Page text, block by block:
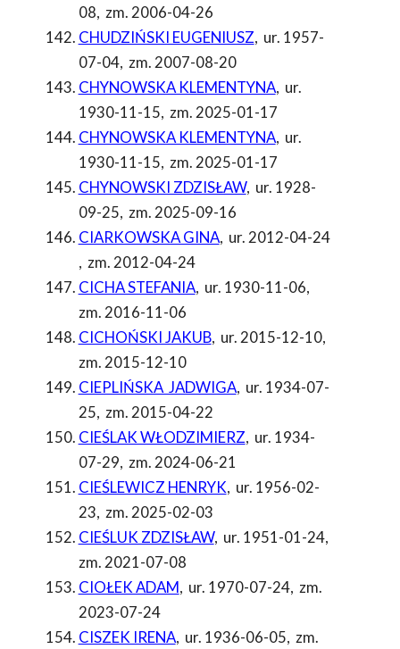
08, zm. 2006-04-26
CHUDZIŃSKI EUGENIUSZ, ur. 1957-
07-04, zm. 2007-08-20
CHYNOWSKA KLEMENTYNA, ur.
1930-11-15, zm. 2025-01-17
CHYNOWSKA KLEMENTYNA, ur.
1930-11-15, zm. 2025-01-17
CHYNOWSKI ZDZISŁAW, ur. 1928-
09-25, zm. 2025-09-16
CIARKOWSKA GINA, ur. 2012-04-24
, zm. 2012-04-24
CICHA STEFANIA, ur. 1930-11-06,
zm. 2016-11-06
CICHOŃSKI JAKUB, ur. 2015-12-10,
zm. 2015-12-10
CIEPLIŃSKA JADWIGA, ur. 1934-07-
25, zm. 2015-04-22
CIEŚLAK WŁODZIMIERZ, ur. 1934-
07-29, zm. 2024-06-21
CIEŚLEWICZ HENRYK, ur. 1956-02-
23, zm. 2025-02-03
CIEŚLUK ZDZISŁAW, ur. 1951-01-24,
zm. 2021-07-08
CIOŁEK ADAM, ur. 1970-07-24, zm.
2023-07-24
CISZEK IRENA, ur. 1936-06-05, zm.